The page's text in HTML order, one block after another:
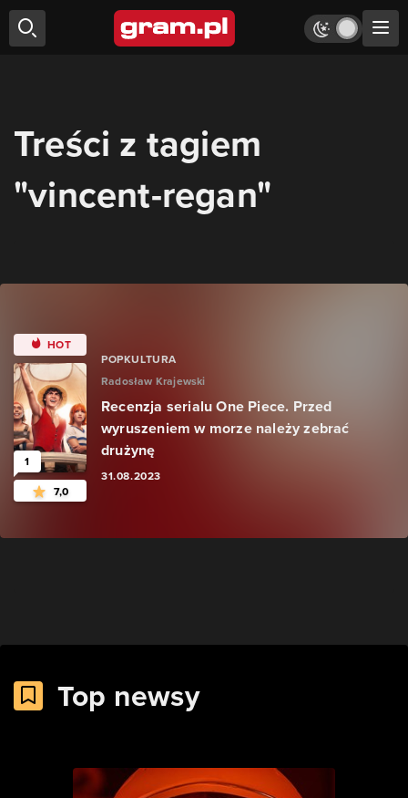
Treści z tagiem
"vincent-regan"
HOT
1
7,0
POPKULTURA
Radosław Krajewski
Recenzja serialu One Piece. Przed
wyruszeniem w morze należy zebrać
drużynę
31.08.2023
Top newsy